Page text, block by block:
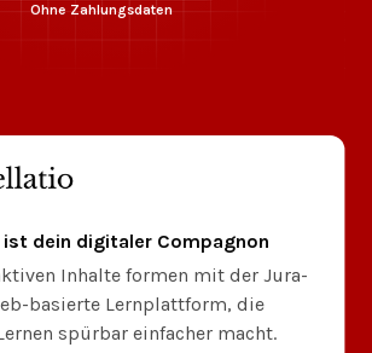
Ohne Zahlungsdaten
dein digitaler Compagnon
Inhalte formen mit der Jura-
basierte Lernplattform, die
spürbar einfacher macht.